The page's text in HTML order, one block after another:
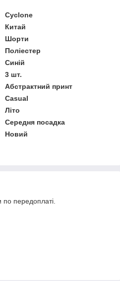
Cyclone
Китай
Шорти
Поліестер
Синій
3 шт.
Абстрактний принт
Casual
Літо
Середня посадка
Новий
по передоплаті.